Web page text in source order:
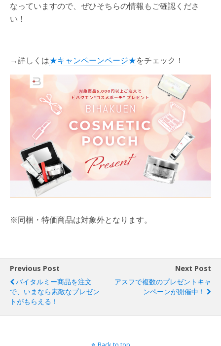
なっていますので、ぜひそちらの情報もご確認くださ
い！
→詳しくは★キャンペーンページ★をチェック！
※同梱・特価商品は対象外となります。
Previous Post
バイタルミー商品を注文
で、いまなら素敵なプレゼン
トがもらえる！
Next Post
アスフで複数のプレゼントキャ
ンペーンが開催中！